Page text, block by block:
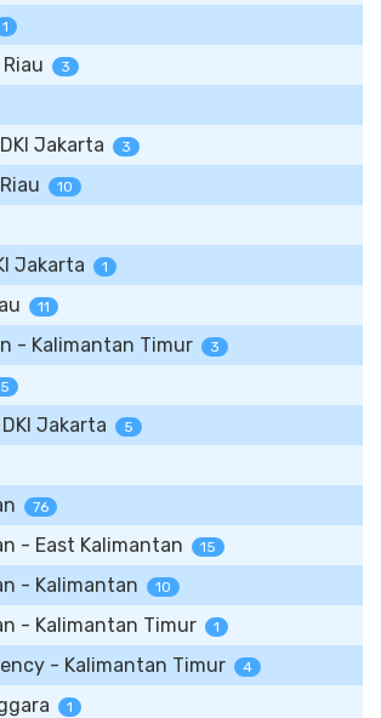
1
3
Jakarta 3
10
Jakarta 1
11
- Kalimantan Timur 3
5
Jakarta 5
76
- East Kalimantan 15
- Kalimantan 10
- Kalimantan Timur 1
- Kalimantan Timur 4
1